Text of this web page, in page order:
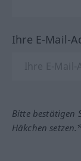
Ihre E-Mail-
Bitte bestätigen
Häkchen setzen.*